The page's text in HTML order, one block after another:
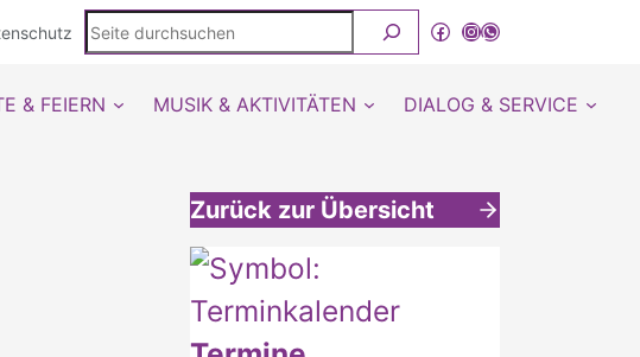
Seite
durchsuchen
Facebook
Instagram
WhatsApp Kanal von detmold-lutherisch
& FEIERN MUSIK & AKTIVITÄTEN DIALOG & SERVICE
Zurück zur Übersicht
Weitere interessante Inhalte